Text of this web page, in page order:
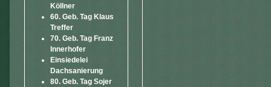
Köllner
60. Geb. Tag Klaus
Treffer
70. Geb. Tag Franz
Innerhofer
Einsiedelei
Dachsanierung
80. Geb. Tag Sojer